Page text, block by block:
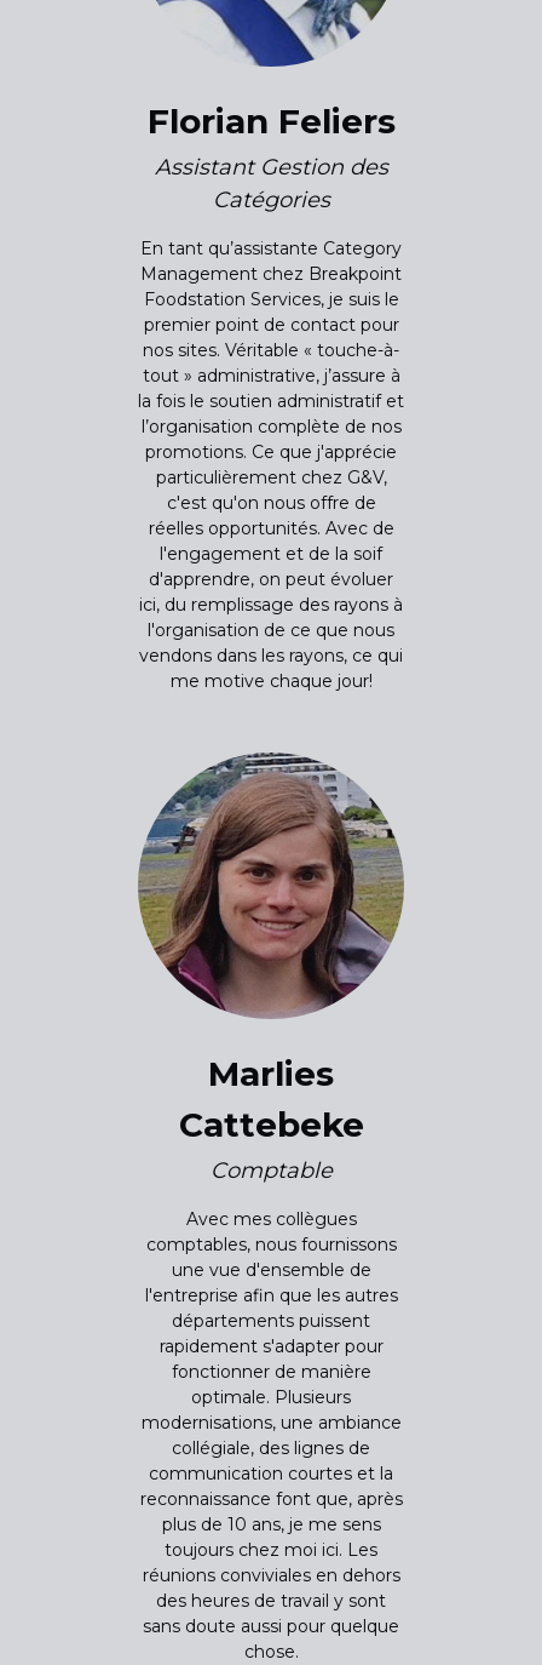
Florian Feliers
Assistant Gestion des
Catégories
En tant qu’assistante Category
Management chez Breakpoint
Foodstation Services, je suis le
premier point de contact pour
nos sites. Véritable « touche-à-
tout » administrative, j’assure à
la fois le soutien administratif et
l’organisation complète de nos
promotions. Ce que j'apprécie
particulièrement chez G&V,
c'est qu'on nous offre de
réelles opportunités. Avec de
l'engagement et de la soif
d'apprendre, on peut évoluer
ici, du remplissage des rayons à
l'organisation de ce que nous
vendons dans les rayons, ce qui
me motive chaque jour!
Marlies
Cattebeke
Comptable
Avec mes collègues
comptables, nous fournissons
une vue d'ensemble de
l'entreprise afin que les autres
départements puissent
rapidement s'adapter pour
fonctionner de manière
optimale. Plusieurs
modernisations, une ambiance
collégiale, des lignes de
communication courtes et la
reconnaissance font que, après
plus de 10 ans, je me sens
toujours chez moi ici. Les
réunions conviviales en dehors
des heures de travail y sont
sans doute aussi pour quelque
chose.